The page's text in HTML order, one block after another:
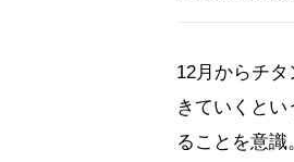
12月からチ
きていくと
ることを意